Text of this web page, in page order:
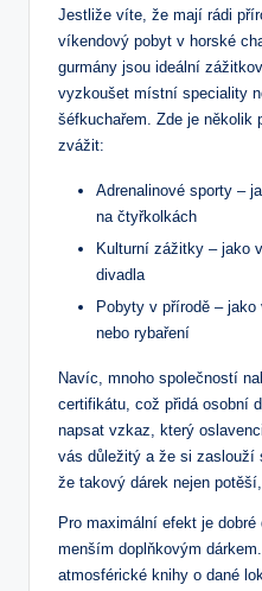
Jestliže víte, že mají rádi
víkendový pobyt v horské
gurmány jsou ideální
vyzkoušet místní speciality
šéfkuchařem. Zde je několik
zvážit:
Adrenalinové sporty –
na čtyřkolkách
Kulturní zážitky – jako
divadla
Pobyty v přírodě –
nebo rybaření
Navíc, mnoho společností
certifikátu, což přidá osobní
napsat vzkaz, který
vás důležitý a že si zaslouží
že takový dárek nejen
Pro maximální efekt je
menším doplňkovým
atmosférické knihy o dané